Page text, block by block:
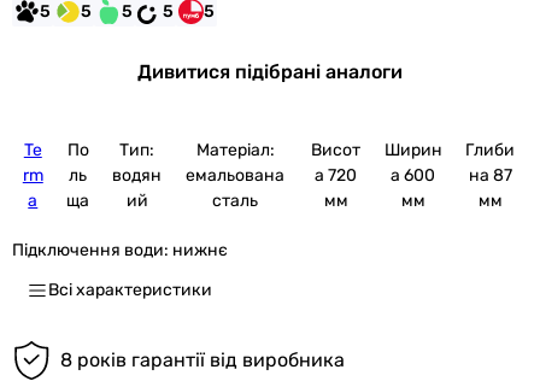
5 5 5 5 5
Дивитися підібрані аналоги
Te
rm
a
По
ль
ща
Тип:
водян
ий
Матеріал:
емальована
сталь
Висот
а 720
мм
Ширин
а 600
мм
Глиби
на 87
мм
Підключення води: нижнє
Всі характеристики
8 років гарантії від виробника